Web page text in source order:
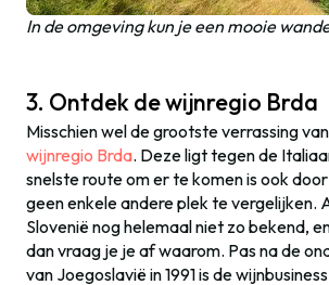
In de omgeving kun je een mooie
3. Ontdek de wijnregio Brda
Misschien wel de grootste verrassing
wijnregio Brda. Deze ligt tegen de
snelste route om er te komen is ook
geen enkele andere plek te vergelijken.
Slovenië nog helemaal niet zo bekend,
dan vraag je je af waarom. Pas na de
van Joegoslavië in 1991 is de